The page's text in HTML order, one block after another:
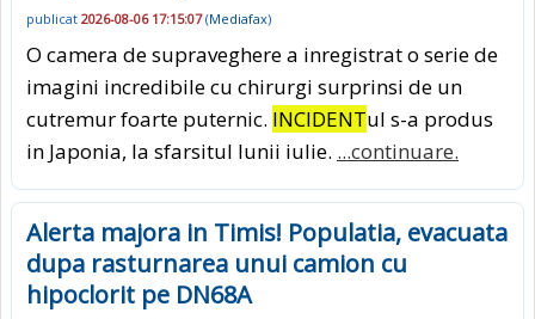
publicat 2026-08-06 17:15:07(Mediafax)
O camera de supraveghere a inregistrat o serie de
imagini incredibile cu chirurgi surprinsi de un
cutremur foarte puternic. INCIDENTul s-a produs
in Japonia, la sfarsitul lunii iulie. ...continuare.
Alerta majora in Timis! Populatia, evacuata
dupa rasturnarea unui camion cu
hipoclorit pe DN68A